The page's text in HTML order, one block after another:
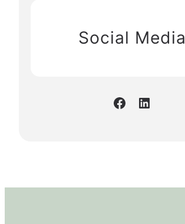
Social Media
Facebook LinkedIn